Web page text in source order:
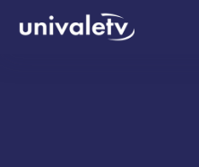
conteúdo